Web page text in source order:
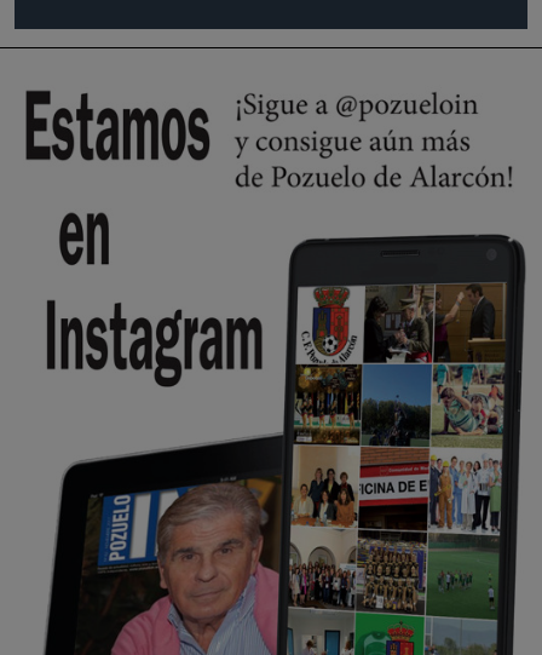
Pozuelo de Alarcón
Wayne Rooney era el comisario de pozuelo?
Pozuelo de Alarcón
🔴 EXCLUSIVA | El comisario de la …